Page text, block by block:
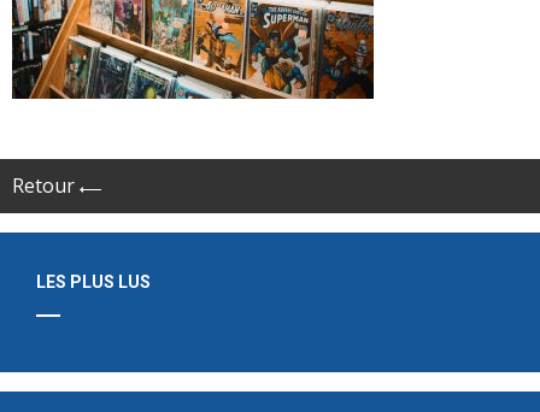
Retour
LES PLUS LUS